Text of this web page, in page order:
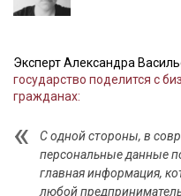
Эксперт Александра
государство поделится с
гражданах:
С одной стороны, в
персональные данные
главная информация,
любой